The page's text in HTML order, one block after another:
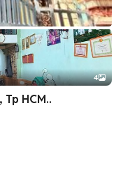
4
Tp HCM..